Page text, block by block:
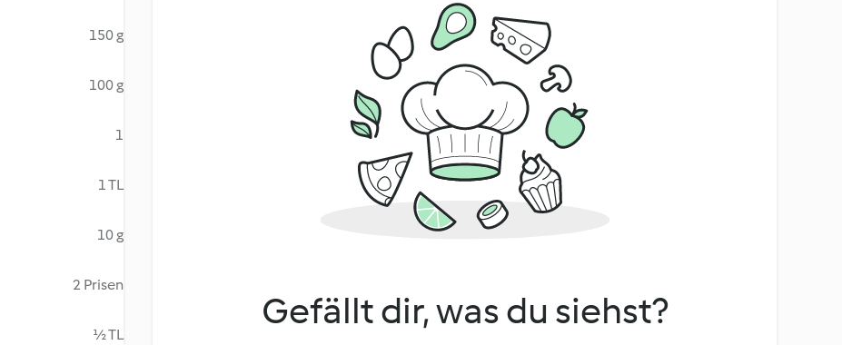
150 g
100 g
1
1 TL
10 g
2 Prisen
½ TL
Gefällt dir, was du siehst?